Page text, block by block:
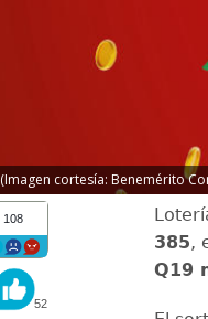
(Imagen cortesía: Benemérito
108
52
385,
Q19